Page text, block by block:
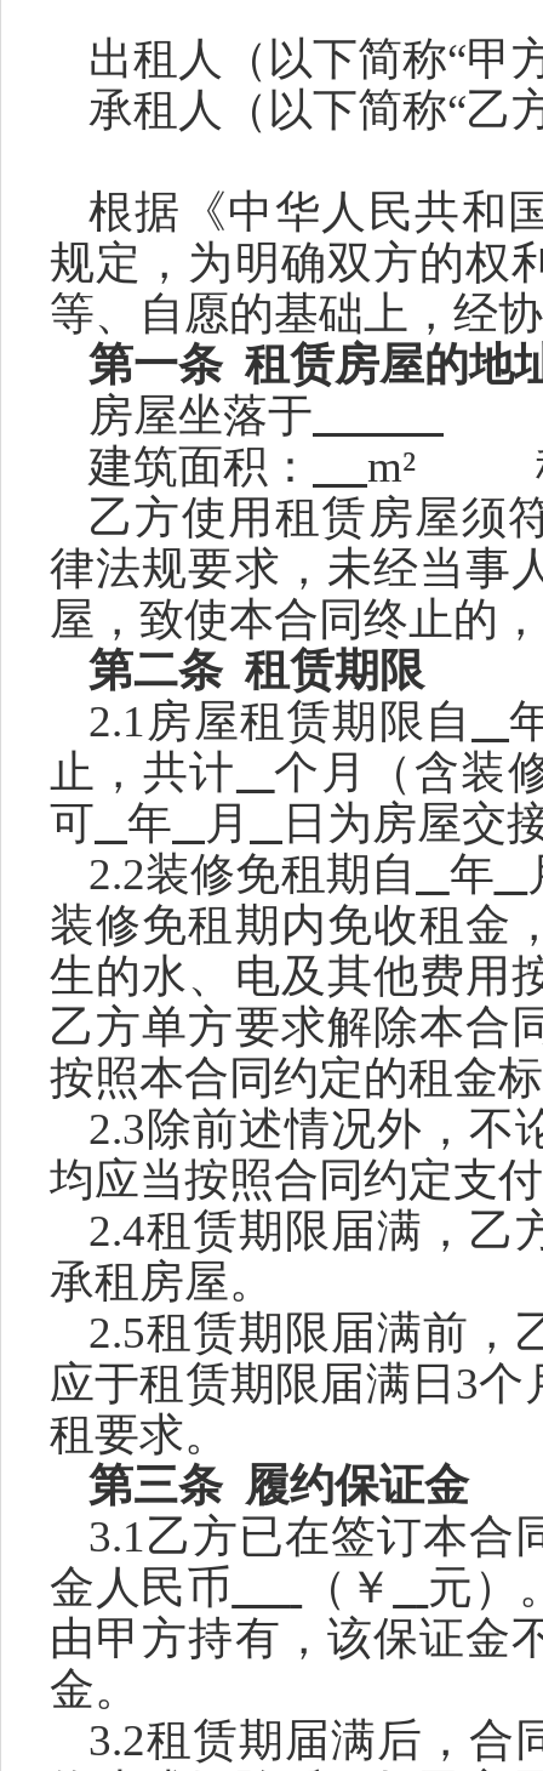
出租人 （ 以下简称“甲
承租 人 （ 以下简称“乙
根据《中华人民共和
规定，为明确双方的权
等、自愿的基础上，经
第一条 租赁房屋的地
房屋坐落于
建筑面积 ：
m²
乙方使用租赁房屋须
律法规要求， 未经当事
屋，致使本合同终止的
第二条 租赁期限
2.1 房屋租赁期限自
止， 共计
个月（含装
可
年 月 日 为房屋交
2.2装修免租 期 自 年
装修免租期内免收租金
生的水、电及其他费用
乙方单方要求解除本合
按照本合同约定的租金
2.3除前述情况外，不
均应当按照合同约定支
2.4租赁期限届满，乙
承租房屋。
2.5租赁期限届满前，
应于租赁期限届满日 3个
租要求。
第三条 履约保证金
3.1乙方已在签订本合
金人民币
（ ￥ 元 ）
由甲方持有 ，该保证金
金。
3.2租赁期届满后，合